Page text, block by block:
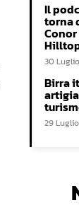
Il
torna
30
Birra
29